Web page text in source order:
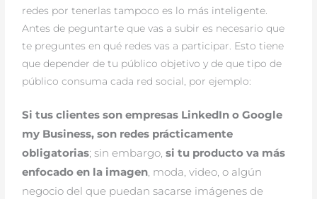
redes por tenerlas tampoco es lo más inteligente.
Antes de peguntarte que vas a subir es necesario que
te preguntes en qué redes vas a participar. Esto tiene
que depender de tu público objetivo y de que tipo de
público consuma cada red social, por ejemplo:
Si tus clientes son empresas LinkedIn o Google
my Business, son redes prácticamente
obligatorias; sin embargo,si tu producto va más
enfocado en la imagen, moda, video, o algún
negocio del que puedan sacarse imágenes de